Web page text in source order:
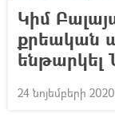
Կիմ
քրեական
ենթարկել
24 նոյեմբերի